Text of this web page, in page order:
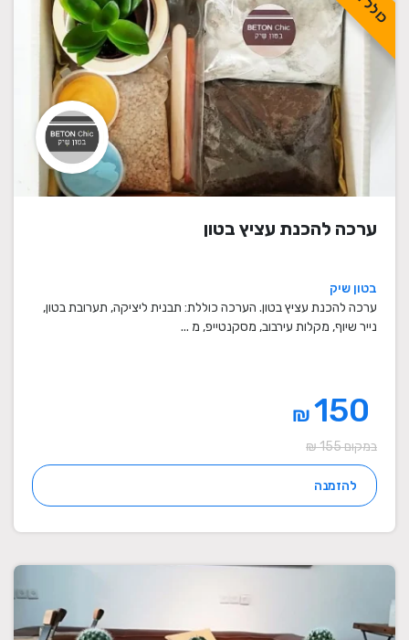
ערכה להכנת עציץ בטון
בטון שיק
ערכה להכנת עציץ בטון. הערכה כוללת: תבנית ליציקה, תערובת בטון,
נייר שיוף, מקלות עירבוב, מסקנטייפ, מ ...
₪
במקום 155 ₪
להזמנה